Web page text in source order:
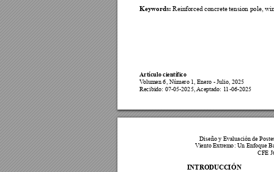
Artículo científico
Volumen 6 , Número 1, Enero - Julio, 2025
Recibido: 07-05-2025, Aceptado: 11 -06-2025
Keywords: Reinforced concrete tension pole,
Diseño y Evaluación de
Viento Extremo: Un Enfoque
CFE
INTRODUCCIÓN